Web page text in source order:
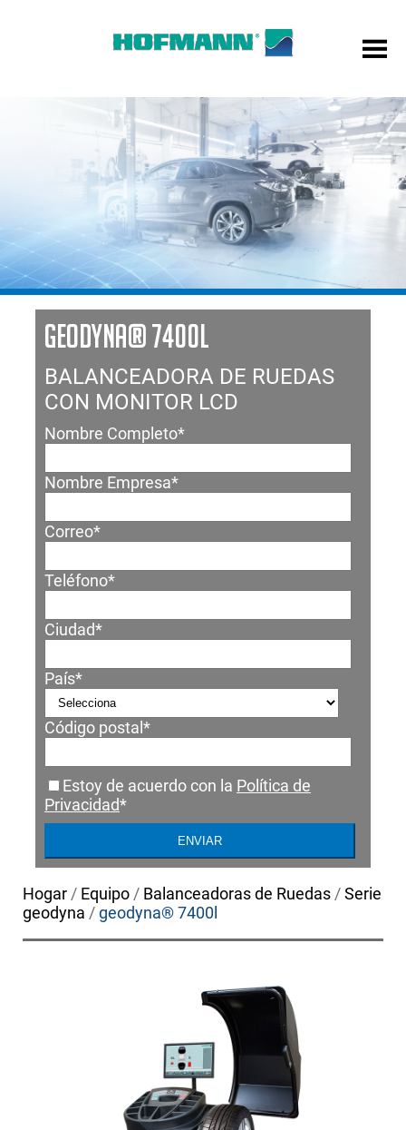
GEODYNA® 7400L
BALANCEADORA DE RUEDAS
CON MONITOR LCD
Nombre Completo*
Nombre Empresa*
Correo*
Teléfono*
Ciudad*
País*
Código postal *
Estoy de acuerdo con la Política de
Privacidad*
Hogar/ Equipo/ Balanceadoras de Ruedas/Serie
geodyna /geodyna® 7400l